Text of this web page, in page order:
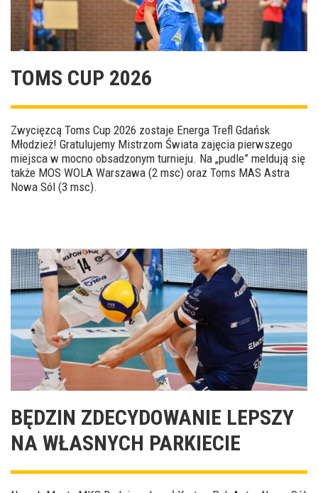
TOMS CUP 2026
Zwycięzcą Toms Cup 2026 zostaje Energa Trefl Gdańsk
Młodzież! Gratulujemy Mistrzom Świata zajęcia pierwszego
miejsca w mocno obsadzonym turnieju. Na „pudle” meldują się
także MOS WOLA Warszawa (2 msc) oraz Toms MAS Astra
Nowa Sól (3 msc).
BĘDZIN ZDECYDOWANIE LEPSZY
NA WŁASNYCH PARKIECIE